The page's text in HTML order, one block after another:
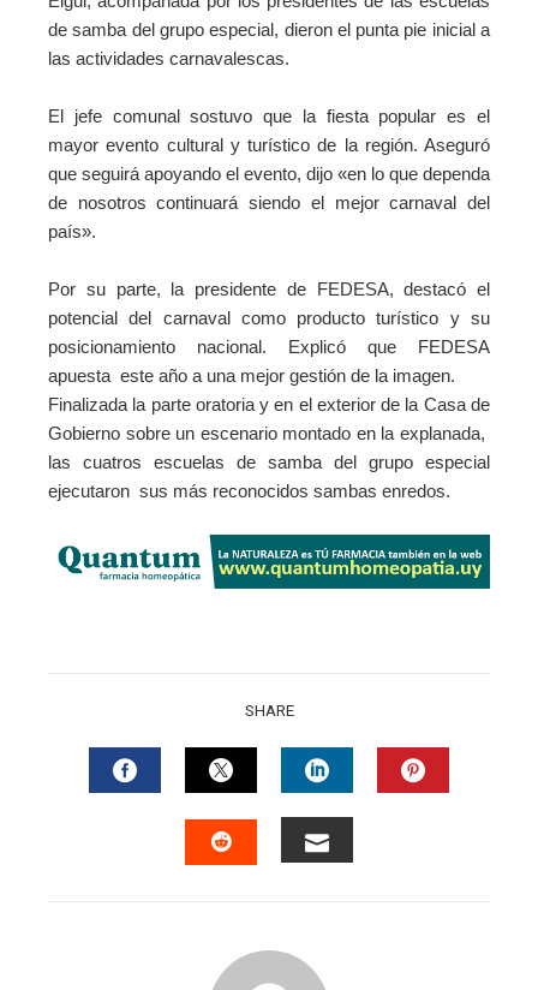
de samba del grupo especial, dieron el punta pie inicial a
las actividades carnavalescas.
El jefe comunal sostuvo que la fiesta popular es el
mayor evento cultural y turístico de la región. Aseguró
que seguirá apoyando el evento, dijo «en lo que dependa
de nosotros continuará siendo el mejor carnaval del
país».
Por su parte, la presidente de FEDESA, destacó el
potencial del carnaval como producto turístico y su
posicionamiento nacional. Explicó que FEDESA
apuesta este año a una mejor gestión de la imagen.
Finalizada la parte oratoria y en el exterior de la Casa de
Gobierno sobre un escenario montado en la explanada,
las cuatros escuelas de samba del grupo especial
ejecutaron sus más reconocidos sambas enredos.
SHARE
FACEBOOKTWITTERLINKEDIN